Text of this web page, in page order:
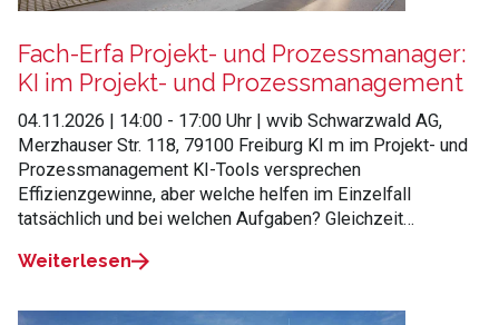
Fach-Erfa Projekt- und Prozessmanager:
KI im Projekt- und Prozessmanagement
04.11.2026 | 14:00 - 17:00 Uhr | wvib Schwarzwald AG,
Merzhauser Str. 118, 79100 Freiburg KI m im Projekt- und
Prozessmanagement KI-Tools versprechen
Effizienzgewinne, aber welche helfen im Einzelfall
tatsächlich und bei welchen Aufgaben? Gleichzeit…
Weiterlesen